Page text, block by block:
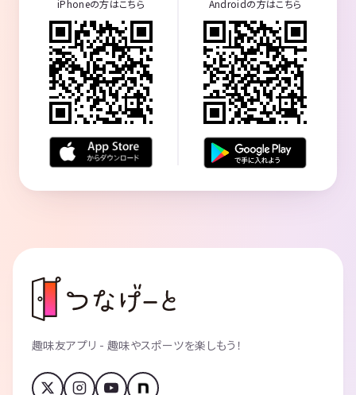
iPhoneの方はこちら Androidの方はこちら
趣味友アプリ - 趣味やスポーツを楽しもう！